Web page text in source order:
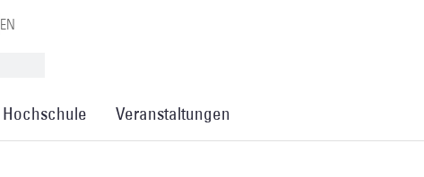
EN
Hochschule Veranstaltungen